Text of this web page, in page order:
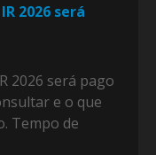
2026 será
2026 será pago
e o que
Tempo de